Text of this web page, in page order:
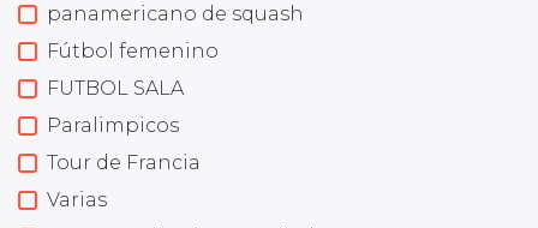
panamericano de squash
Fútbol femenino
FUTBOL SALA
Paralimpicos
Tour de Francia
Varias